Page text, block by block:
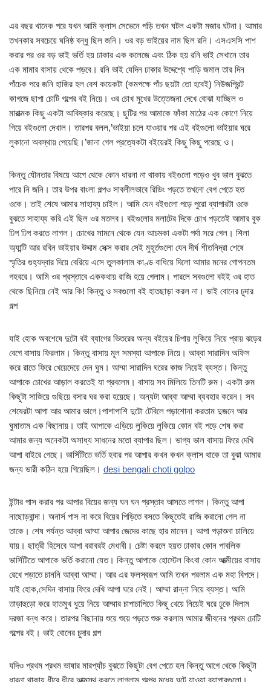
এর বছর খানেক পরে যখন আমি ক্লাস সেভেনে পড়ি তখন ঘটল একটা মজার ঘটনা। আমার
তখনকার সবচেয়ে ঘনিষ্ঠ বন্ধু ছিল জনি। ওর বড় ভাইয়ের নাম ছিল রনি। এসএসসি পাশ
করার পর ওর বড় ভাই ভর্তি হয় ঢাকার এক কলেজে এবং ঠিক হয় রনি ভাই সেখানে তার
এক মামার বাসায় থেকে পড়বে। রনি ভাই যেদিন ঢাকার উদ্দেশ্যে পাড়ি জমাল তার দিন
পাঁচেক পরে জনি হাজির হল বেশ কয়েকটা (কমপক্ষে পাঁচ ছয়টা তো হবেই) নিউজপ্রিন্ট
কাগজে ছাপা চোটি গল্পের বই নিয়ে। ওর চোখ মুখের উত্তেজনা দেখে বোঝা যাচ্ছিল ও
মারাত্মক কিছু একটা আবিষ্কার করেছে। ছুটির পর আমাকে ফাঁকা মাঠের এক কোণে নিয়ে
গিয়ে বইগুলো দেখাল। তারপর বলল,’ভাইয়া চলে যাওয়ার পর এই বইগুলো ভাইয়ার ঘরে
লুকানো অবস্থায় পেয়েছি।’জানা গেল প্রত্যেকটা বইয়েরই কিছু কিছু পরেছে ও।
কিন্তু যৌনতার বিষয়ে আগে থেকে কোন ধারনা না থাকায় বইগুলো পড়েও খুব ভাল বুঝতে
পারে নি জনি। তার উপর বাংলা গল্পও সাবলীলভাবে রিডিং পড়তে তখনো বেগ পেতে হত
ওকে। তাই শেষে আমার সাহায্য চাইল। আমি যেন বইগুলো পড়ে পুরো ব্যাপারটা ওকে
বুঝতে সাহায্য করি এই ছিল ওর মতলব। বইগুলোর মলাটের দিকে চোখ পড়তেই আমার বুক
ঢিপ ঢিপ করতে লাগল। চোখের সামনে থেকে যেন আচমকা একটা পর্দা সরে গেল। শিলা
অ্যান্টি আর রবিন ভাইয়ার উদ্দাম সেক্স করার সেই মুহূর্তগুলো যেন দীর্ঘ শীতনিদ্রা শেষে
স্মৃতির গুহ্যদ্বার দিয়ে বেরিয়ে এসে তুলকালাম কাণ্ড বাধিয়ে দিলো আমার মনের গোপনতম
গহবরে। আমি ওর প্রস্তাবে এককথায় রাজি হয়ে গেলাম। পারলে সবগুলো বইই ওর হাত
থেকে ছিনিয়ে নেই আর কি! কিন্তু ও সবগুলো বই হাতছাড়া করল না। ভাই বোনের চুদার
গল্প
যাই হোক অবশেষে দুটো বই ব্যাগের ভিতরের অন্য বইয়ের চিপায় লুকিয়ে নিয়ে প্রায় ঝড়ের
বেগে বাসায় ফিরলাম। কিন্তু বাসায় মূল সমস্যা আপাকে নিয়ে। আব্বা সারাদিন অফিস
করে রাতে ফিরে খেয়েদেয়ে দেন ঘুম। আম্মা সারাদিন ঘরের কাজ নিয়েই ব্যস্ত। কিন্তু
আপাকে চোখের আড়াল করতেই যা প্রবলেম। বাসায় সব মিলিয়ে তিনটি রুম। একটা রুম
কিছুটা সাজিয়ে গুছিয়ে বসার ঘর করা হয়েছে। অন্যটা আব্বা আম্মা ব্যবহার করেন। সব
শেষেরটা আপা আর আমার ভাগে।পাশাপাশি দুটো টেবিলে পড়াশোনা করতাম দুজনে আর
ঘুমাতাম এক বিছানায়। তাই আপাকে এড়িয়ে লুকিয়ে লুকিয়ে কোন বই পড়ে শেষ করা
আমার জন্য অনেকটা অসাধ্য সাধনের মতো ব্যাপার ছিল। ভাগ্য ভাল বাসায় ফিরে দেখি
আপা বাইরে গেছে। ভার্সিটিতে ভর্তি হবার পর আপার কখন কখন ক্লাস থাকে তা বুঝা আমার
জন্য ভারী কঠিন হয়ে গিয়েছিল। desi bengali choti golpo
ইন্টার পাস করার পর আপার বিয়ের জন্য ঘন ঘন প্রস্তাব আসতে লাগল। কিন্তু আপা
নাছোড়বান্দা। অনার্স পাস না করে বিয়ের পিড়িতে বসতে কিছুতেই রাজি করানো গেল না
তাকে। শেষ পর্যন্ত আব্বা আম্মা আপার জেদের কাছে হার মানেন। আপা পড়াশুনা চালিয়ে
যায়। ছাত্রী হিসেবে আপা বরাবরই মেধাবী। চেষ্টা করলে হয়ত ঢাকার কোন পাবলিক
ভার্সিটিতে আপাকে ভর্তি করানো যেত। কিন্তু আপাকে হোস্টেল কিংবা কোন আত্মীয়ের বাসায়
রেখে পড়াতে চাননি আব্বা আম্মা। আর এর ফলস্বরূপ আমি তখন পরলাম এক মহা বিপদে।
যাই হোক,সেদিন বাসায় ফিরে দেখি আপা ঘরে নেই। আম্মা রান্না নিয়ে ব্যস্ত। আমি
তাড়াহুড়ো করে হাতমুখ ধুয়ে নিয়ে আম্মার চাপাচাপিতে কিছু খেয়ে নিয়েই ঘরে ঢুকে দিলাম
দরজা বন্ধ করে। তারপর বিছানায় শুয়ে শুয়ে পড়তে শুরু করলাম আমার জীবনের প্রথম চোটি
গল্পের বই। ভাই বোনের চুদার গল্প
যদিও প্রথম প্রথম ভাষার মারপ্যাঁচ বুঝতে কিছুটা বেগ পেতে হল কিন্তু আগে থেকে কিছুটা